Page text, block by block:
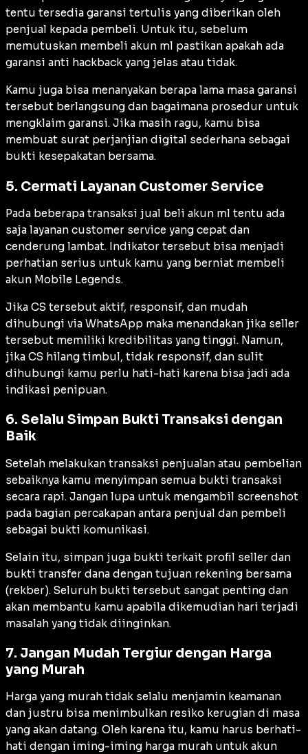
tentu tersedia garansi tertulis yang diberikan oleh
penjual kepada pembeli. Untuk itu, sebelum
memutuskan membeli akun ml pastikan apakah ada
garansi anti hackback yang jelas atau tidak.
Kamu juga bisa menanyakan berapa lama masa garansi
tersebut berlangsung dan bagaimana prosedur untuk
mengklaim garansi. Jika masih ragu, kamu bisa
membuat surat perjanjian digital sederhana sebagai
bukti kesepakatan bersama.
5. Cermati Layanan Customer Service
Pada beberapa transaksi jual beli akun ml tentu ada
saja layanan customer service yang cepat dan
cenderung lambat. Indikator tersebut bisa menjadi
perhatian serius untuk kamu yang berniat membeli
akun Mobile Legends.
Jika CS tersebut aktif, responsif, dan mudah
dihubungi via WhatsApp maka menandakan jika seller
tersebut memiliki kredibilitas yang tinggi. Namun,
jika CS hilang timbul, tidak responsif, dan sulit
dihubungi kamu perlu hati-hati karena bisa jadi ada
indikasi penipuan.
6. Selalu Simpan Bukti Transaksi dengan
Baik
Setelah melakukan transaksi penjualan atau pembelian
sebaiknya kamu menyimpan semua bukti transaksi
secara rapi. Jangan lupa untuk mengambil screenshot
pada bagian percakapan antara penjual dan pembeli
sebagai bukti komunikasi.
Selain itu, simpan juga bukti terkait profil seller dan
bukti transfer dana dengan tujuan rekening bersama
(rekber). Seluruh bukti tersebut sangat penting dan
akan membantu kamu apabila dikemudian hari terjadi
masalah yang tidak diinginkan.
7. Jangan Mudah Tergiur dengan Harga
yang Murah
Harga yang murah tidak selalu menjamin keamanan
dan justru bisa menimbulkan resiko kerugian di masa
yang akan datang. Oleh karena itu, kamu harus berhati-
hati dengan iming-iming harga murah untuk akun